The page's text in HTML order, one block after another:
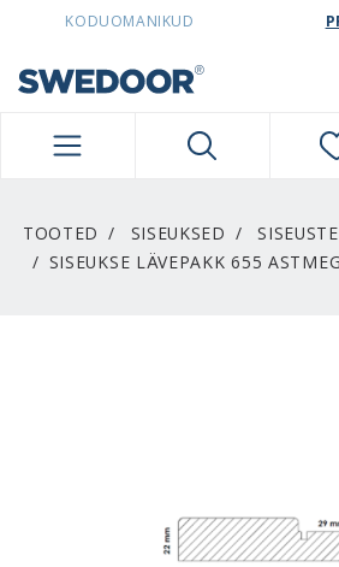
SWEDOORESTONIA
KODUOMANIKUD
TOOTED SISEUKSED
SISEUKSE LÄVEPAKK 655